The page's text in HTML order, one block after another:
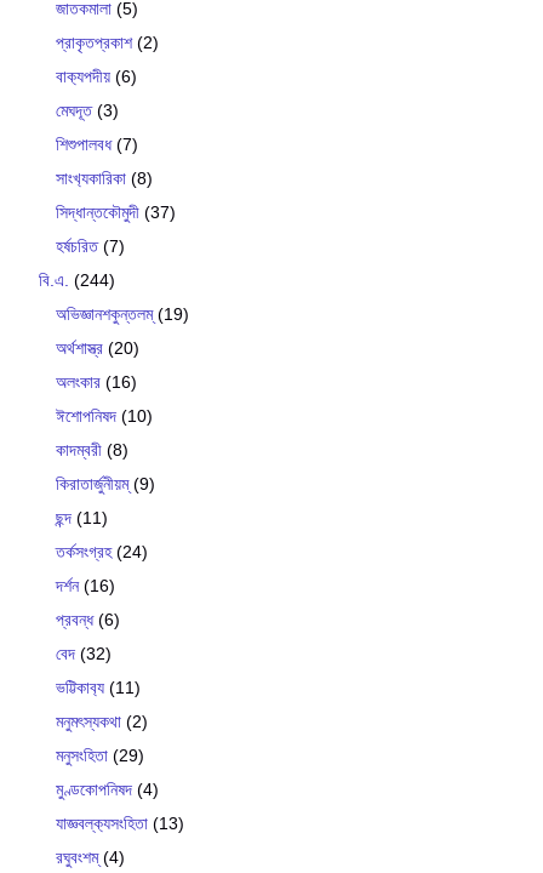
জাতকমালা (5)
প্রাকৃতপ্রকাশ(2)
বাক‍্যপদীয় (6)
মেঘদূত(3)
শিশুপালবধ(7)
সাংখ‍্যকারিকা (8)
সিদ্ধান্তকৌমুদী (37)
হর্ষচরিত(7)
বি.এ. (244)
অভিজ্ঞানশকুন্তলম্(19)
অর্থশাস্ত্র (20)
অলংকার (16)
ঈশোপনিষদ (10)
কাদম্বরী (8)
কিরাতার্জুনীয়ম্(9)
ছন্দ (11)
তর্কসংগ্রহ(24)
দর্শন(16)
প্রবন্ধ(6)
বেদ (32)
ভট্টিকাব‍্য (11)
মনুমৎস্যকথা (2)
মনুসংহিতা (29)
মুণ্ডকোপনিষদ (4)
যাজ্ঞবল্ক‍্যসংহিতা (13)
রঘুবংশম্(4)